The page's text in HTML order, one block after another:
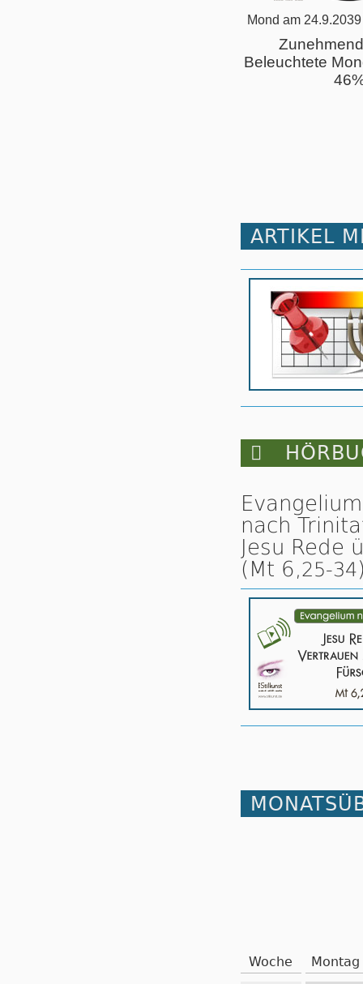
Mond am
Beleuchtete
ARTIKEL

nach
Jesu Rede
(Mt 6,25-34
Woche Montag